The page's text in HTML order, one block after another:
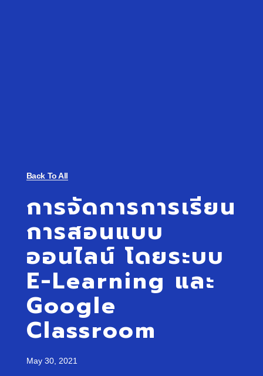
Back To All
การจัดการการเรียน
การสอนแบบ
ออนไลน์ โดยระบบ
E-Learning และ
Google
Classroom
May 30, 2021